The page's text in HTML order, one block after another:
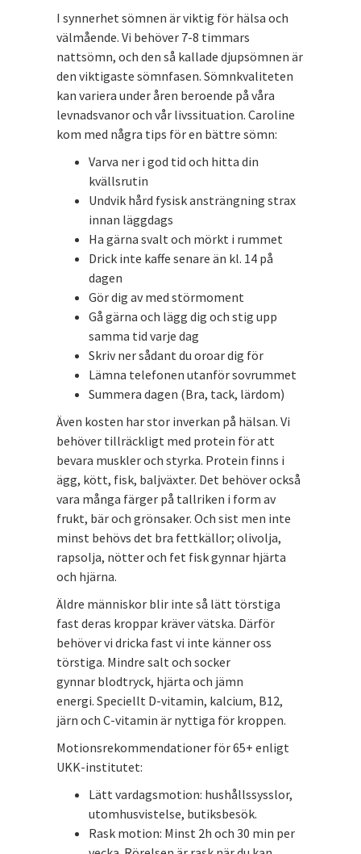
I synnerhet sömnen är viktig för hälsa och
välmående. Vi behöver 7-8 timmars
nattsömn, och den så kallade djupsömnen är
den viktigaste sömnfasen. Sömnkvaliteten
kan variera under åren beroende på våra
levnadsvanor och vår livssituation. Caroline
kom med några tips för en bättre sömn:
Varva ner i god tid och hitta din
kvällsrutin
Undvik hård fysisk ansträngning strax
innan läggdags
Ha gärna svalt och mörkt i rummet
Drick inte kaffe senare än kl. 14 på
dagen
Gör dig av med störmoment
Gå gärna och lägg dig och stig upp
samma tid varje dag
Skriv ner sådant du oroar dig för
Lämna telefonen utanför sovrummet
Summera dagen (Bra, tack, lärdom)
Även kosten har stor inverkan på hälsan. Vi
behöver tillräckligt med protein för att
bevara muskler och styrka. Protein finns i
ägg, kött, fisk, baljväxter. Det behöver också
vara många färger på tallriken i form av
frukt, bär och grönsaker. Och sist men inte
minst behövs det bra fettkällor; olivolja,
rapsolja, nötter och fet fisk gynnar hjärta
och hjärna.
Äldre människor blir inte så lätt törstiga
fast deras kroppar kräver vätska. Därför
behöver vi dricka fast vi inte känner oss
törstiga. Mindre salt och socker
gynnar blodtryck, hjärta och jämn
energi. Speciellt D-vitamin, kalcium, B12,
järn och C-vitamin är nyttiga för kroppen.
Motionsrekommendationer för 65+ enligt
UKK-institutet:
Lätt vardagsmotion: hushållssysslor,
utomhusvistelse, butiksbesök.
Rask motion: Minst 2h och 30 min per